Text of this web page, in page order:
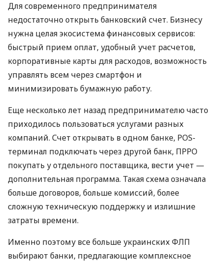
Для современного предпринимателя
недостаточно открыть банковский счет. Бизнесу
нужна целая экосистема финансовых сервисов:
быстрый прием оплат, удобный учет расчетов,
корпоративные карты для расходов, возможность
управлять всем через смартфон и
минимизировать бумажную работу.
Еще несколько лет назад предпринимателю часто
приходилось пользоваться услугами разных
компаний. Счет открывать в одном банке, POS-
терминал подключать через другой банк, ПРРО
покупать у отдельного поставщика, вести учет —
дополнительная программа. Такая схема означала
больше договоров, больше комиссий, более
сложную техническую поддержку и излишние
затраты времени.
Именно поэтому все больше украинских ФЛП
выбирают банки, предлагающие комплексное